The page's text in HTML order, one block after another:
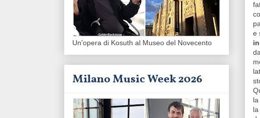
e
Un'opera di Kosuth al Museo del Novecento
Milano Music Week 2026